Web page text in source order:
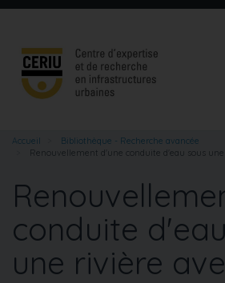
Aller
principal
Accueil
Bibliothèque - Recherche avancée
Renouvellement d'une conduite d'eau sous une
conduite
une rivière